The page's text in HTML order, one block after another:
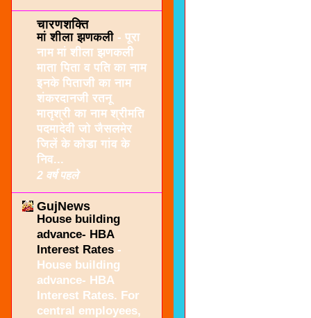
चारणशक्ति
मां शीला झणकली - पूरा
नाम मां शीला झणकली
माता पिता व पति का नाम
इनके पिताजी का नाम
शंकरदानजी रतनू
मातृश्री का नाम श्रीमति
पदमादेवी जो जैसलमेर
जिलें के कोडा गांव के
निव...
2 वर्ष पहले
GujNews
House building
advance- HBA
Interest Rates -
House building
advance- HBA
Interest Rates. For
central employees,